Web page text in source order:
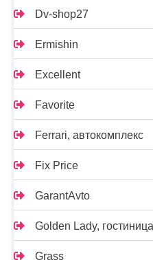
Dv-shop27
Ermishin
Excellent
Favorite
Ferrari, автокомплекс
Fix Price
GarantAvto
Golden Lady, гостиница
Grass